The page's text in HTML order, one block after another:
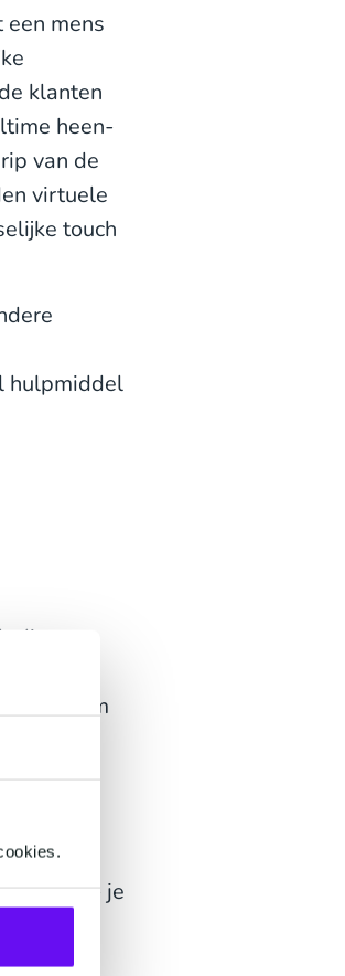
mens
klanten
heen-
van de
virtuele
touch
hulpmiddel
om
editor - je